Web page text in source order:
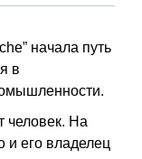
начала путь
в
человек. На
и его владелец